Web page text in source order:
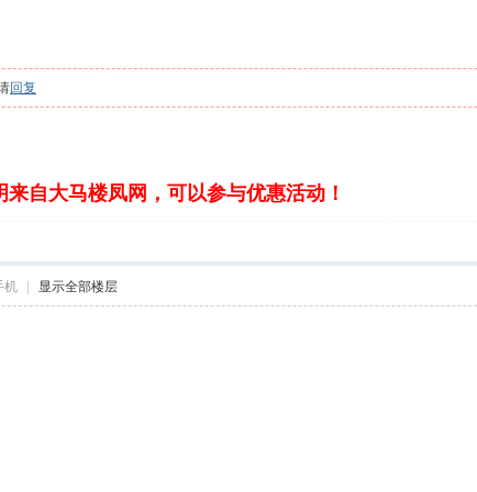
回复
自大马楼凤网，可以参与优惠活动！
机 显示全部楼层